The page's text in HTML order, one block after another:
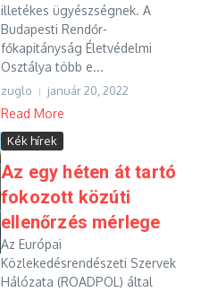
illetékes ügyészségnek. A
Budapesti Rendőr-
főkapitányság Életvédelmi
Osztálya több e...
zuglo január 20, 2022
Read More
Kék hírek
Az egy héten át tartó
fokozott közúti
ellenőrzés mérlege
Az Európai
Közlekedésrendészeti Szervek
Hálózata (ROADPOL) által